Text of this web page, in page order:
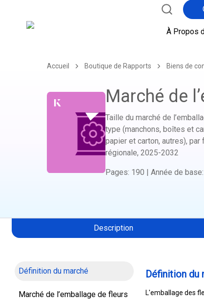
À Propos
Accueil Boutique de Rapports Biens de
Marché de
Taille du marché de
type (manchons, boîtes et
papier et carton, autres),
régionale, 2025-2032
Pages: 190 | Année de base:
Description
Définition du marché
Marché de l’emballage de fleurs
Définition du
L'emballage des